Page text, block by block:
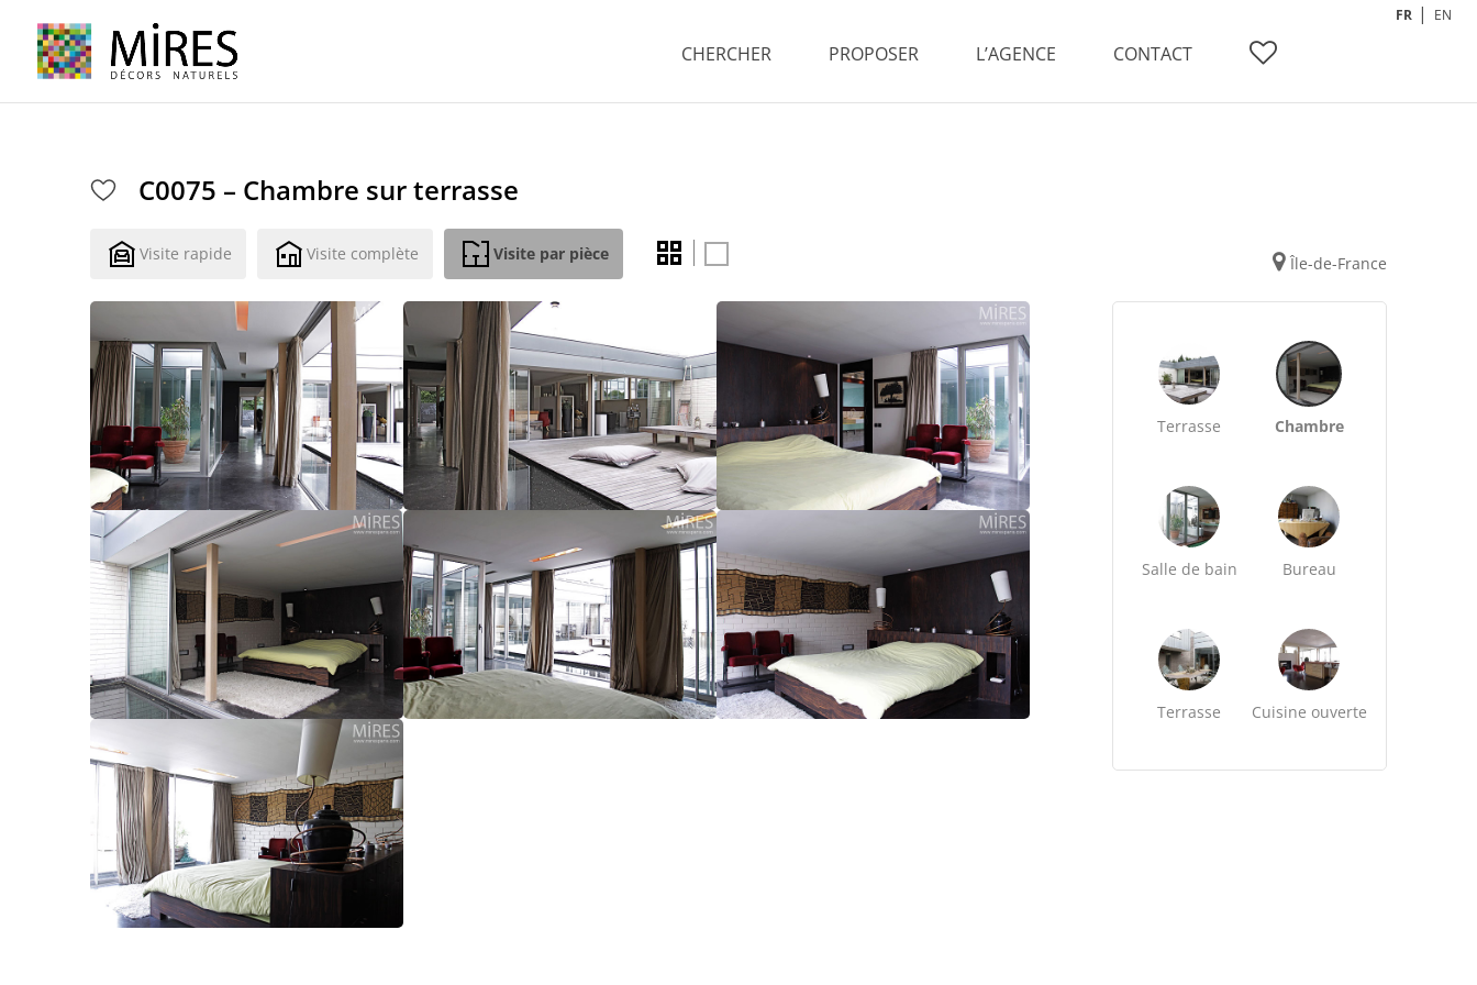
CHERCHER PROPOSER L’AGENCE CONTACT
FR EN
C0075 – Chambre sur terrasse
Visite rapide Visite complète Visite par pièce Île-de-France
Terrasse Chambre
Salle de bain Bureau
Terrasse Cuisine ouverte